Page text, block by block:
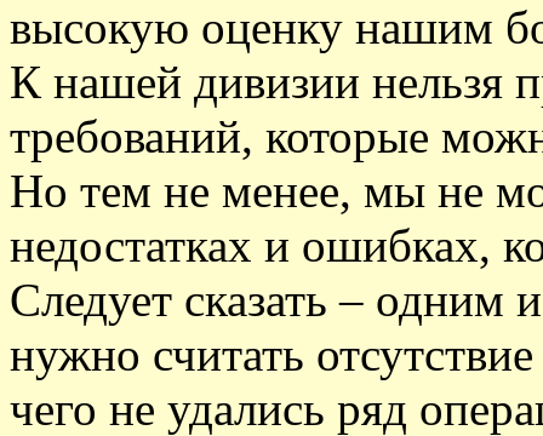
высокую оценку нашим
К нашей дивизии нельзя
требований, которые
Но тем не менее, мы не
недостатках и ошибках,
Следует сказать – одним
нужно считать
чего не удались ряд